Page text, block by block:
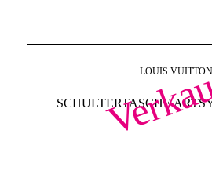
LOUIS VUITTON
SCHULTERTASCHE